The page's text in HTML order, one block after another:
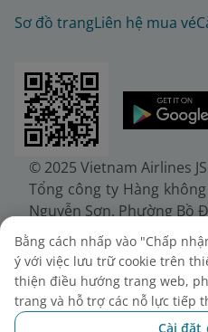
Sơ đồ trangLiên hệ mua vé
© 2025 Vietnam Airlines
Tổng công ty Hàng không
Nguyễn Sơn, Phường Bồ
Điện thoại: (+84-24)
38722375
Giấy chứng nhận đăng
doanh nghiệp
30/6/2010, đăng ký
Bằng cách nhấp vào "Chấp
ý với việc lưu trữ cookie trên
thiện điều hướng trang web,
trang và hỗ trợ các nỗ lực tiếp
Cài đặt